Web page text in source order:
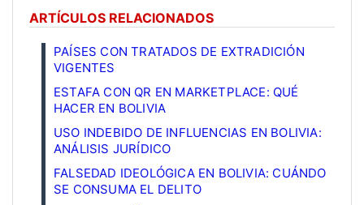
ARTÍCULOS RELACIONADOS
PAÍSES CON TRATADOS DE EXTRADICIÓN
VIGENTES
ESTAFA CON QR EN MARKETPLACE: QUÉ
HACER EN BOLIVIA
USO INDEBIDO DE INFLUENCIAS EN BOLIVIA:
ANÁLISIS JURÍDICO
FALSEDAD IDEOLÓGICA EN BOLIVIA: CUÁNDO
SE CONSUMA EL DELITO